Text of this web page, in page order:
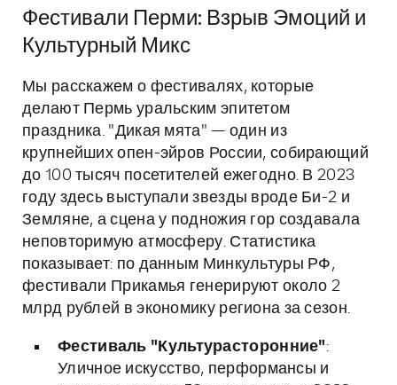
Фестивали Перми: Взрыв Эмоций и
Культурный Микс
Мы расскажем о фестивалях, которые
делают Пермь уральским эпитетом
праздника. "Дикая мята" — один из
крупнейших опен-эйров России, собирающий
до 100 тысяч посетителей ежегодно. В 2023
году здесь выступали звезды вроде Би-2 и
Земляне, а сцена у подножия гор создавала
неповторимую атмосферу. Статистика
показывает: по данным Минкультуры РФ,
фестивали Прикамья генерируют около 2
млрд рублей в экономику региона за сезон.
Фестиваль "Культурасторонние":
Уличное искусство, перформансы и